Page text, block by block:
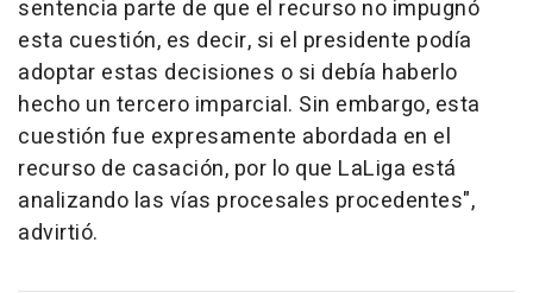
sentencia parte de que el recurso no impugnó
esta cuestión, es decir, si el presidente podía
adoptar estas decisiones o si debía haberlo
hecho un tercero imparcial. Sin embargo, esta
cuestión fue expresamente abordada en el
recurso de casación, por lo que LaLiga está
analizando las vías procesales procedentes",
advirtió.